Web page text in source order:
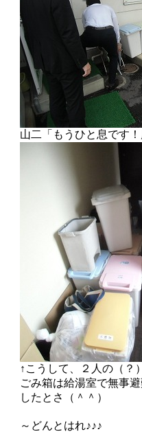
山二「もうひと息です
↑こうして、２人の（？
ごみ箱は給湯室で無事
したとさ（＾＾）
～どんとはれ♪♪♪